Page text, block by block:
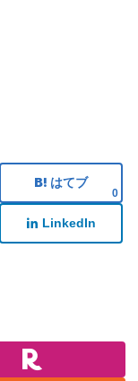
はてブ
0
LinkedIn